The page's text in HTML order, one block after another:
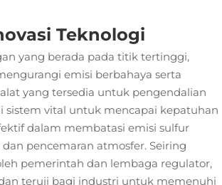
Teknologi
yang berada pada titik tertinggi,
emisi berbahaya serta
yang tersedia untuk pengendalian
sistem vital untuk mencapai kepatuhan
dalam membatasi emisi sulfur
pencemaran atmosfer. Seiring
pemerintah dan lembaga regulator,
teruji bagi industri untuk memenuhi